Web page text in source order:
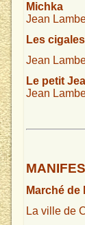
Michka
Jean
Les cigales
Jean
Le petit
Jean
Marché de
La ville de